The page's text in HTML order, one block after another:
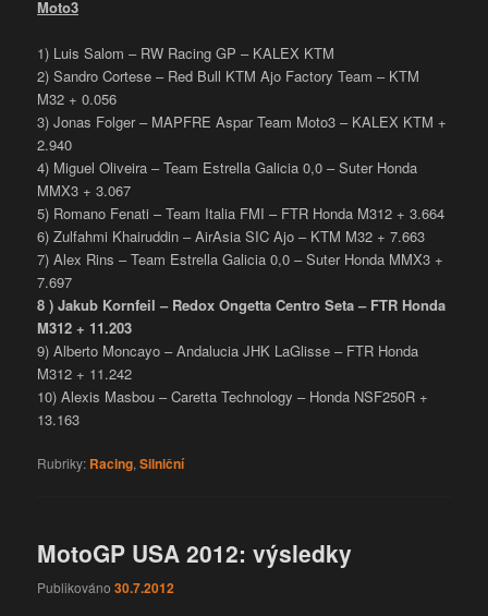
Moto3
1) Luis Salom – RW Racing GP – KALEX KTM
2) Sandro Cortese – Red Bull KTM Ajo Factory Team – KTM
M32 + 0.056
3) Jonas Folger – MAPFRE Aspar Team Moto3 – KALEX KTM +
2.940
4) Miguel Oliveira – Team Estrella Galicia 0,0 – Suter Honda
MMX3 + 3.067
5) Romano Fenati – Team Italia FMI – FTR Honda M312 + 3.664
6) Zulfahmi Khairuddin – AirAsia SIC Ajo – KTM M32 + 7.663
7) Alex Rins – Team Estrella Galicia 0,0 – Suter Honda MMX3 +
7.697
8 ) Jakub Kornfeil – Redox Ongetta Centro Seta – FTR Honda
M312 + 11.203
9) Alberto Moncayo – Andalucia JHK LaGlisse – FTR Honda
M312 + 11.242
10) Alexis Masbou – Caretta Technology – Honda NSF250R +
13.163
Rubriky: Racing,Silniční
MotoGP USA 2012: výsledky
Publikováno30.7.2012